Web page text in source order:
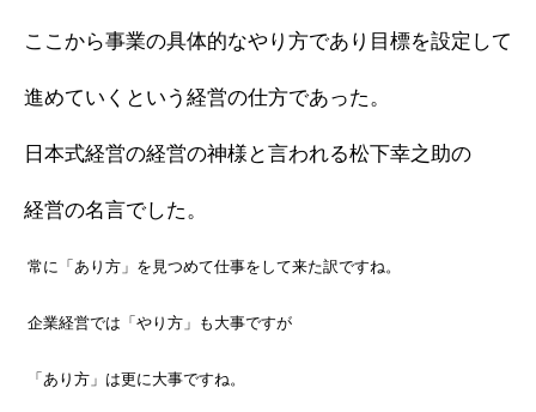
ここから事業の具体的なやり方であり目標を設定して
進めていくという経営の仕方であった。
日本式経営の経営の神様と言われる松下幸之助の
経営の名言でした。
常に「あり方」を見つめて仕事をして来た訳ですね。
企業経営では「やり方」も大事ですが
「あり方」は更に大事ですね。